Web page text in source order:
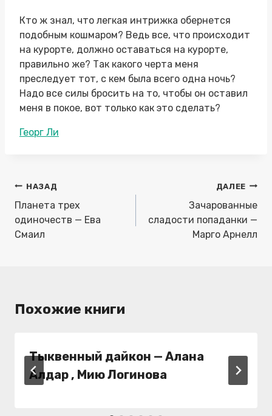
Кто ж знал, что легкая интрижка обернется
подобным кошмаром? Ведь все, что происходит
на курорте, должно оставаться на курорте,
правильно же? Так какого черта меня
преследует тот, с кем была всего одна ночь?
Надо все силы бросить на то, чтобы он оставил
меня в покое, вот только как это сделать?
Метки
Георг Ли
Навигация
по
записям
НАЗАД
Планета трех
одиночеств — Ева
Смаил
ДАЛЕЕ
Зачарованные
сладости попаданки —
Марго Арнелл
Похожие книги
Тыквенный дайкон — Алана
Алдар , Мию Логинова